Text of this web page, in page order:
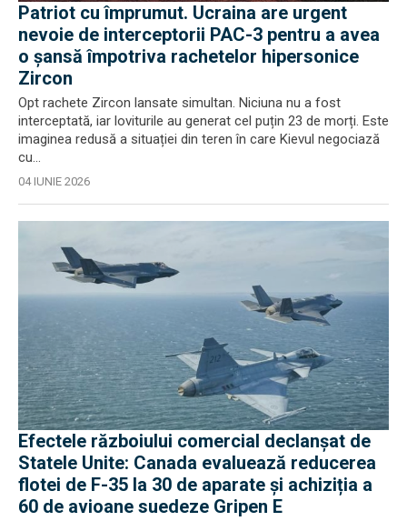
Patriot cu împrumut. Ucraina are urgent
nevoie de interceptorii PAC-3 pentru a avea
o șansă împotriva rachetelor hipersonice
Zircon
Opt rachete Zircon lansate simultan. Niciuna nu a fost
interceptată, iar loviturile au generat cel puțin 23 de morți. Este
imaginea redusă a situației din teren în care Kievul negociază
cu...
04 IUNIE 2026
Efectele războiului comercial declanșat de
Statele Unite: Canada evaluează reducerea
flotei de F-35 la 30 de aparate și achiziția a
60 de avioane suedeze Gripen E